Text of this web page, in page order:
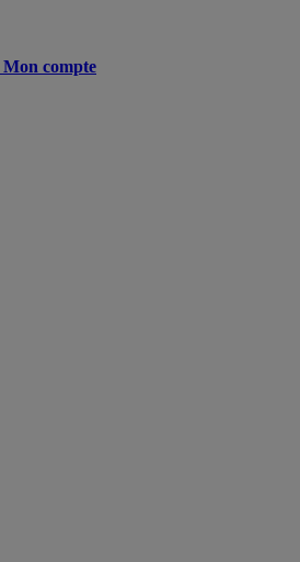
Mon compte